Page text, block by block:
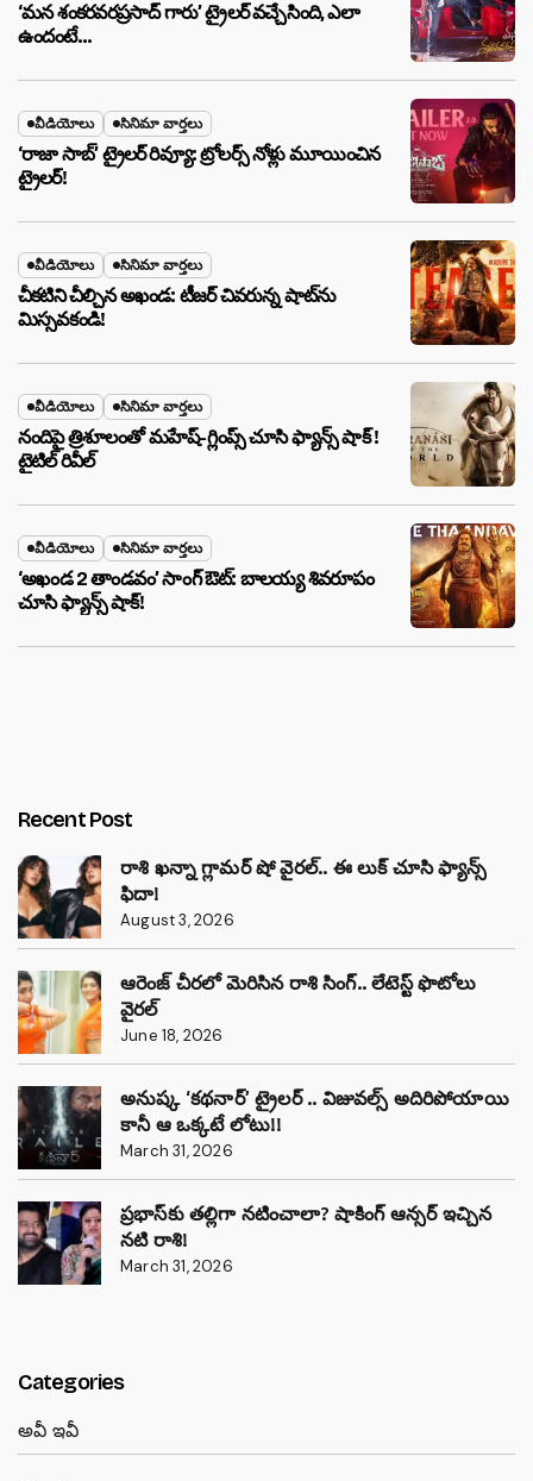
‘మన శంకరవరప్రసాద్ గారు’ ట్రైలర్ వచ్చేసింది, ఎలా
ఉందంటే…
వీడియోలు సినిమా వార్తలు
‘రాజా సాబ్’ ట్రైలర్ రివ్యూ: ట్రోలర్స్ నోళ్లు మూయించిన
ట్రైలర్!
వీడియోలు సినిమా వార్తలు
చీకటిని చీల్చిన అఖండ: టీజర్ చివరున్న షాట్‌ను
మిస్సవకండి!
వీడియోలు సినిమా వార్తలు
నందిపై త్రిశూలంతో మహేష్-గ్లింప్స్ చూసి ఫ్యాన్స్ షాక్ !
టైటిల్ రివీల్
వీడియోలు సినిమా వార్తలు
‘అఖండ 2 తాండవం’ సాంగ్ ఔట్: బాలయ్య శివరూపం
చూసి ఫ్యాన్స్ షాక్!
Recent Post
రాశి ఖన్నా గ్లామర్ షో వైరల్.. ఈ లుక్ చూసి ఫ్యాన్స్
ఫిదా!
August 3, 2026
ఆరెంజ్ చీరలో మెరిసిన రాశి సింగ్.. లేటెస్ట్ ఫొటోలు
వైరల్
June 18, 2026
అనుష్క ‘కథనార్’ ట్రైలర్ .. విజువల్స్ అదిరిపోయాయి
కానీ ఆ ఒక్కటే లోటు!!
March 31, 2026
ప్రభాస్‌కు తల్లిగా నటించాలా? షాకింగ్ ఆన్సర్ ఇచ్చిన
నటి రాశి!
March 31, 2026
Categories
అవీ ఇవీ